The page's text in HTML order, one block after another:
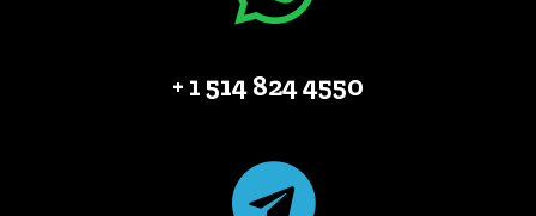
4550 824 514 1 +